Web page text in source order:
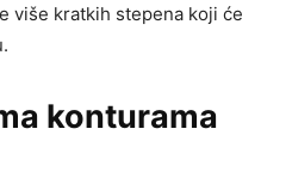
više kratkih stepena koji će
konturama